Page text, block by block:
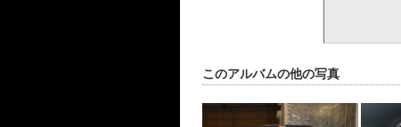
このアルバムの他の写真